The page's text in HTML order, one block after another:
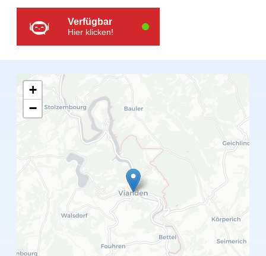
Verfügbar
Hier klicken!
+
−